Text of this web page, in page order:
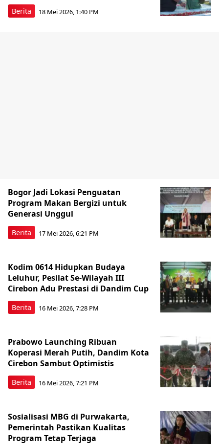
Berita 18 Mei 2026, 1:40 PM
Berita
Bogor Jadi Lokasi Penguatan
Program Makan Bergizi untuk
Generasi Unggul
17 Mei 2026, 6:21 PM
Berita
Kodim 0614 Hidupkan Budaya
Leluhur, Pesilat Se-Wilayah III
Cirebon Adu Prestasi di Dandim Cup
16 Mei 2026, 7:28 PM
Berita
Prabowo Launching Ribuan
Koperasi Merah Putih, Dandim Kota
Cirebon Sambut Optimistis
16 Mei 2026, 7:21 PM
Sosialisasi MBG di Purwakarta,
Pemerintah Pastikan Kualitas
Program Tetap Terjaga